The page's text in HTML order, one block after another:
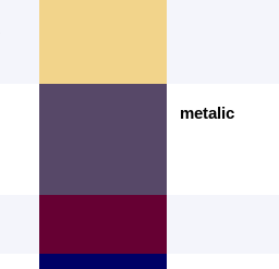
metalic